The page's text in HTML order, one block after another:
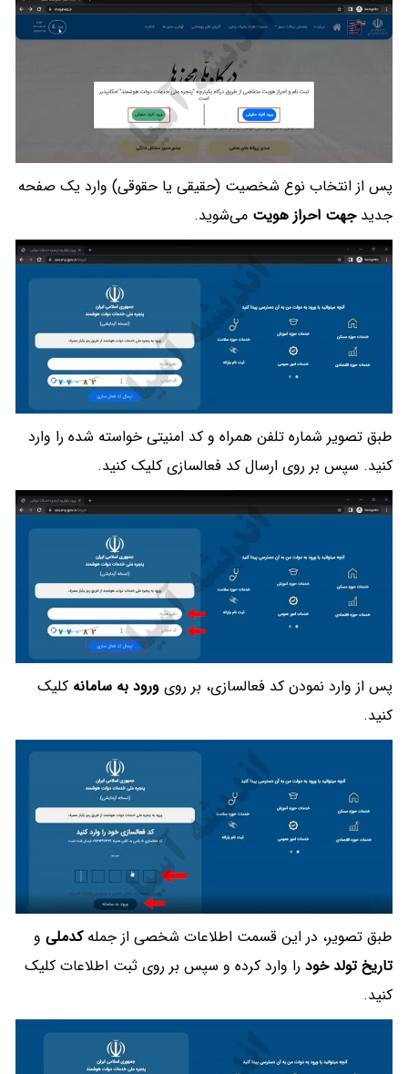
پس از انتخاب نوع شخصیت (حقیقی یا حقوقی) وارد یک صفحه
جدیدجهت احراز هویت می‌شوید.
طبق تصویر شماره تلفن همراه و کد امنیتی خواسته شده را وارد
کنید. سپس بر روی ارسال کد فعالسازی کلیک کنید.
پس از وارد نمودن کد فعالسازی، بر روی ورود به سامانه کلیک
کنید.
طبق تصویر، در این قسمت اطلاعات شخصی از جملهکدملی و
تاریخ تولد خود را وارد کرده و سپس بر روی ثبت اطلاعات کلیک
کنید.